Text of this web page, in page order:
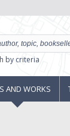
by criteria
AND WORKS